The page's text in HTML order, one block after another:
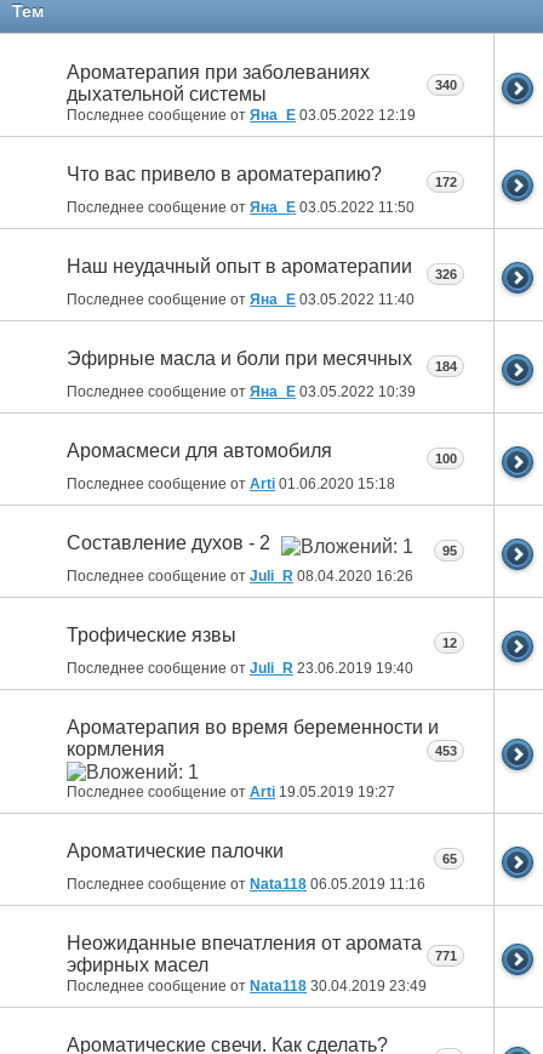
Тем
Ароматерапия при заболеваниях
дыхательной системы
Последнее сообщение от Яна_Е 03.05.2022 12:19
340
Что вас привело в ароматерапию?
Последнее сообщение от Яна_Е 03.05.2022 11:50
172
Наш неудачный опыт в ароматерапии
Последнее сообщение от Яна_Е 03.05.2022 11:40
326
Эфирные масла и боли при месячных
Последнее сообщение от Яна_Е 03.05.2022 10:39
184
Аромасмеси для автомобиля
Последнее сообщение от Arti 01.06.2020 15:18
100
Составление духов - 2
Последнее сообщение от Juli_R 08.04.2020 16:26
95
Трофические язвы
Последнее сообщение от Juli_R 23.06.2019 19:40
12
Ароматерапия во время беременности и
кормления
Последнее сообщение от Arti 19.05.2019 19:27
453
Ароматические палочки
Последнее сообщение от Nata118 06.05.2019 11:16
65
Неожиданные впечатления от аромата
эфирных масел
Последнее сообщение от Nata118 30.04.2019 23:49
771
Ароматические свечи. Как сделать?